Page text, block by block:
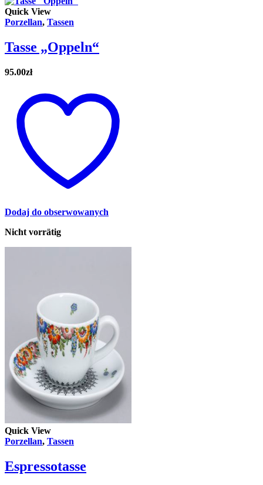
Quick View
Porzellan, Tassen
Tasse „Oppeln“
95.00zł
Dodaj do obserwowanych
Nicht vorrätig
Quick View
Porzellan, Tassen
Espressotasse